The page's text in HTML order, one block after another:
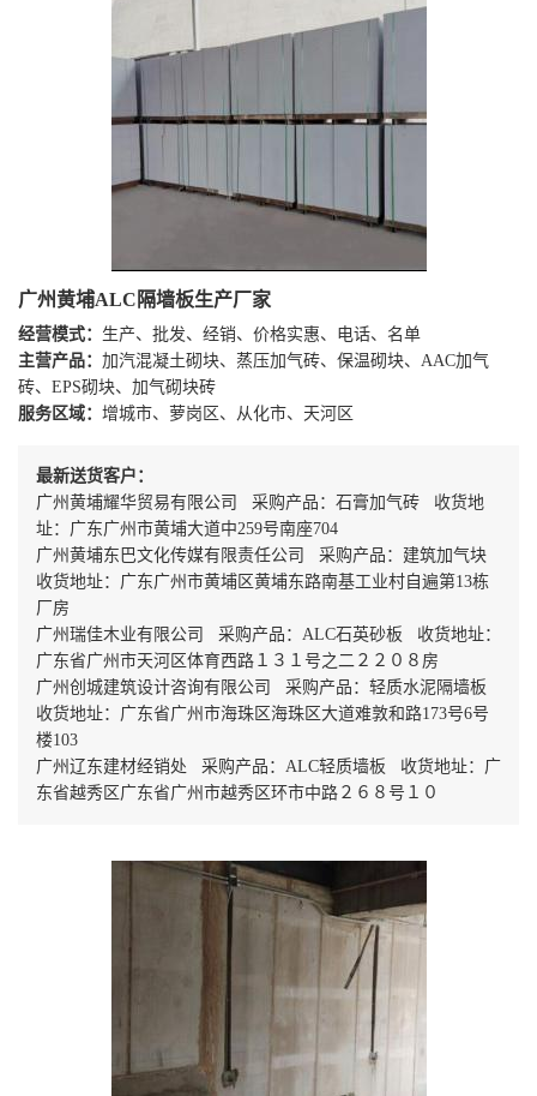
广州黄埔ALC隔墙板生产厂家
经营模式： 生产、批发、经销、价格实惠、电话、名单
主营产品： 加汽混凝土砌块、蒸压加气砖、保温砌块、AAC加气
砖、EPS砌块、加气砌块砖
服务区域： 增城市、萝岗区、从化市、天河区
最新送货客户：
广州黄埔耀华贸易有限公司 采购产品：石膏加气砖 收货地
址：广东广州市黄埔大道中259号南座704
广州黄埔东巴文化传媒有限责任公司 采购产品：建筑加气块
收货地址：广东广州市黄埔区黄埔东路南基工业村自遍第13栋
厂房
广州瑞佳木业有限公司 采购产品：ALC石英砂板 收货地址：
广东省广州市天河区体育西路１３１号之二２２０８房
广州创城建筑设计咨询有限公司 采购产品：轻质水泥隔墙板
收货地址：广东省广州市海珠区海珠区大道难敦和路173号6号
楼103
广州辽东建材经销处 采购产品：ALC轻质墙板 收货地址：广
东省越秀区广东省广州市越秀区环市中路２６８号１０